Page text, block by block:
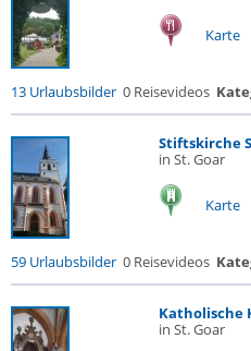
Karte
13 Urlaubsbilder 0 Reisevideos
Stiftskirche
in St. Goar
Karte
59 Urlaubsbilder 0 Reisevideos
Katholische
in St. Goar